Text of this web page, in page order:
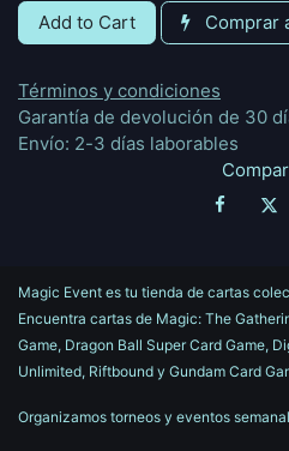
Add to Cart Comprar
Términos y condiciones
Garantía de devolución de 30
Envío: 2-3 días laborables
Magic Event es tu tienda de cartas
Encuentra cartas de Magic: The
Game, Dragon Ball Super Card Game,
Unlimited, Riftbound y Gundam Card
Organizamos torneos y eventos